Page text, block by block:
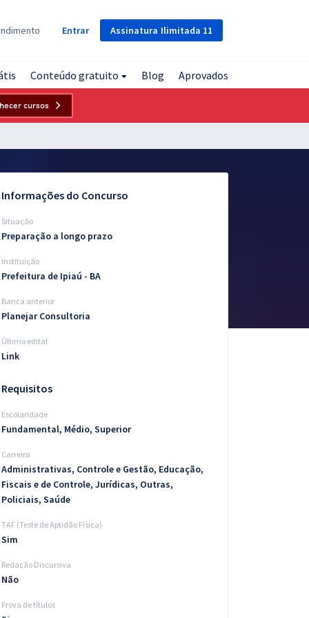
Assinatura Ilimitada 11
Entrar
Conteúdo gratuito Blog Aprovados
cursos
Informações do Concurso
Situação
Preparação a longo prazo
Instituição
Prefeitura de Ipiaú - BA
Banca anterior
Planejar Consultoria
Último edital
Link
Requisitos
Escolaridade
Fundamental, Médio, Superior
Carreira
Administrativas, Controle e Gestão, Educação,
Fiscais e de Controle, Jurídicas, Outras,
Policiais, Saúde
TAF (Teste de Aptidão Física)
Sim
Redação Discursiva
Não
Prova de títulos